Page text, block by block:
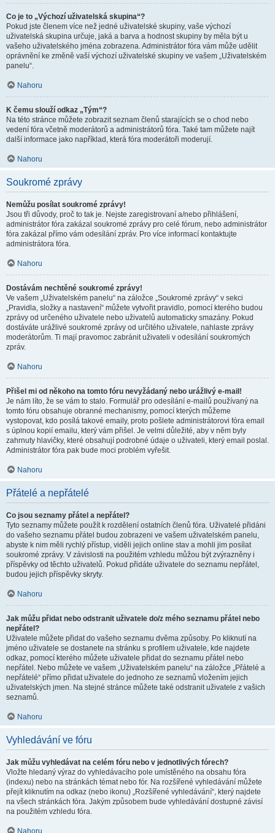
Co je to „Výchozí uživatelská skupina“?
Pokud jste členem více než jedné uživatelské skupiny, vaše výchozí
uživatelská skupina určuje, jaká a barva a hodnost skupiny by měla být u
vašeho uživatelského jména zobrazena. Administrátor fóra vám může udělit
oprávnění ke změně vaší výchozí uživatelské skupiny ve vašem „Uživatelském
panelu“.
Nahoru
K čemu slouží odkaz „Tým“?
Na této stránce můžete zobrazit seznam členů starajících se o chod nebo
vedení fóra včetně moderátorů a administrátorů fóra. Také tam můžete najít
další informace jako například, která fóra moderátoři moderují.
Nahoru
Soukromé zprávy
Nemůžu posílat soukromé zprávy!
Jsou tři důvody, proč to tak je. Nejste zaregistrovaní a/nebo přihlášení,
administrátor fóra zakázal soukromé zprávy pro celé fórum, nebo administrátor
fóra zakázal přímo vám odesílání zpráv. Pro více informací kontaktujte
administrátora fóra.
Nahoru
Dostávám nechtěné soukromé zprávy!
Ve vašem „Uživatelském panelu“ na záložce „Soukromé zprávy“ v sekci
„Pravidla, složky a nastavení“ můžete vytvořit pravidlo, pomocí kterého budou
zprávy od určeného uživatele nebo uživatelů automaticky smazány. Pokud
dostáváte urážlivé soukromé zprávy od určitého uživatele, nahlaste zprávy
moderátorům. Ti mají pravomoc zabránit uživateli v odesílání soukromých
zpráv.
Nahoru
Přišel mi od někoho na tomto fóru nevyžádaný nebo urážlivý e-mail!
Je nám líto, že se vám to stalo. Formulář pro odesílání e-mailů používaný na
tomto fóru obsahuje obranné mechanismy, pomocí kterých můžeme
vystopovat, kdo posílá takové emaily, proto pošlete administrátorovi fóra email
s úplnou kopií emailu, který vám přišel. Je velmi důležité, aby v něm byly
zahrnuty hlavičky, které obsahují podrobné údaje o uživateli, který email poslal.
Administrátor fóra pak bude moci problém vyřešit.
Nahoru
Přátelé a nepřátelé
Co jsou seznamy přátel a nepřátel?
Tyto seznamy můžete použít k rozdělení ostatních členů fóra. Uživatelé přidáni
do vašeho seznamu přátel budou zobrazeni ve vašem uživatelském panelu,
abyste k nim měli rychlý přístup, viděli jejich online stav a mohli jim posílat
soukromé zprávy. V závislosti na použitém vzhledu můžou být zvýrazněny i
příspěvky od těchto uživatelů. Pokud přidáte uživatele do seznamu nepřátel,
budou jejich příspěvky skryty.
Nahoru
Jak můžu přidat nebo odstranit uživatele do/z mého seznamu přátel nebo
nepřátel?
Uživatele můžete přidat do vašeho seznamu dvěma způsoby. Po kliknutí na
jméno uživatele se dostanete na stránku s profilem uživatele, kde najdete
odkaz, pomocí kterého můžete uživatele přidat do seznamu přátel nebo
nepřátel. Nebo můžete ve vašem „Uživatelském panelu“ na záložce „Přátelé a
nepřátelé“ přímo přidat uživatele do jednoho ze seznamů vložením jejich
uživatelských jmen. Na stejné stránce můžete také odstranit uživatele z vašich
seznamů.
Nahoru
Vyhledávání ve fóru
Jak můžu vyhledávat na celém fóru nebo v jednotlivých fórech?
Vložte hledaný výraz do vyhledávacího pole umístěného na obsahu fóra
(indexu) nebo na stránkách témat nebo fór. Na rozšířené vyhledávání můžete
přejít kliknutím na odkaz (nebo ikonu) „Rozšířené vyhledávání“, který najdete
na všech stránkách fóra. Jakým způsobem bude vyhledávání dostupné závisí
na použitém vzhledu fóra.
Nahoru